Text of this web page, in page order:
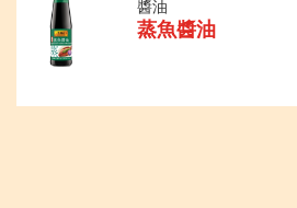
醬油
蒸魚醬油